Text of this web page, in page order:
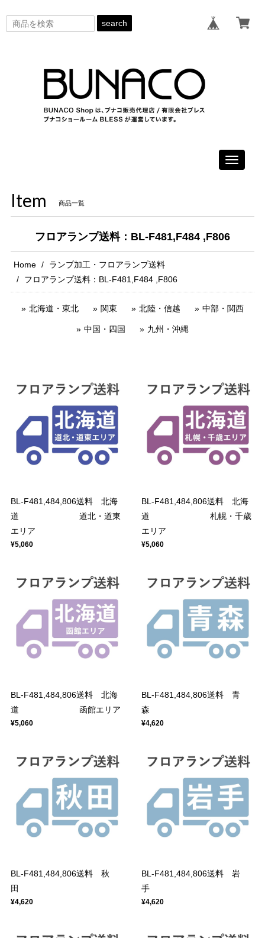
search
Toggle
Item 商品一覧
フロアランプ送料：BL-F481,F484 ,F806
Home
ランプ加工・フロアランプ送料
フロアランプ送料：BL-F481,F484 ,F806
北海道・東北 関東 北陸・信越 中部・関西
中国・四国 九州・沖縄
BL-F481,484,806送料 北海
道 道北・道東
エリア
¥5,060
BL-F481,484,806送料 北海
道 札幌・千歳
エリア
¥5,060
BL-F481,484,806送料 北海
道 函館エリア
¥5,060
BL-F481,484,806送料 青
森
¥4,620
BL-F481,484,806送料 秋
田
¥4,620
BL-F481,484,806送料 岩
手
¥4,620